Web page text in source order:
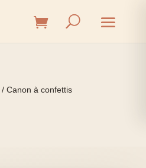
/ Canon à confettis